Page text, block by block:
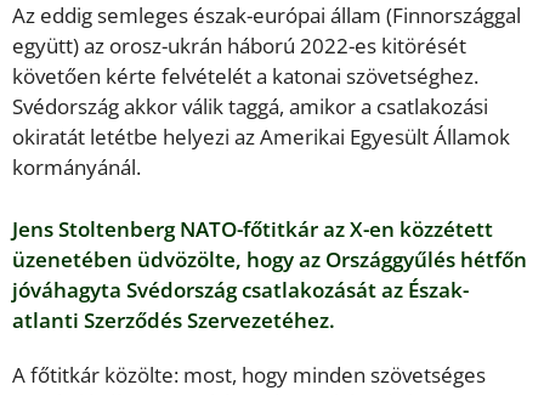
Az eddig semleges észak-európai állam (Finnországgal
együtt) az orosz-ukrán háború 2022-es kitörését
követően kérte felvételét a katonai szövetséghez.
Svédország akkor válik taggá, amikor a csatlakozási
okiratát letétbe helyezi az Amerikai Egyesült Államok
kormányánál.
Jens Stoltenberg NATO-főtitkár az X-en közzétett
üzenetében üdvözölte, hogy az Országgyűlés hétfőn
jóváhagyta Svédország csatlakozását az Észak-
atlanti Szerződés Szervezetéhez.
A főtitkár közölte: most, hogy minden szövetséges